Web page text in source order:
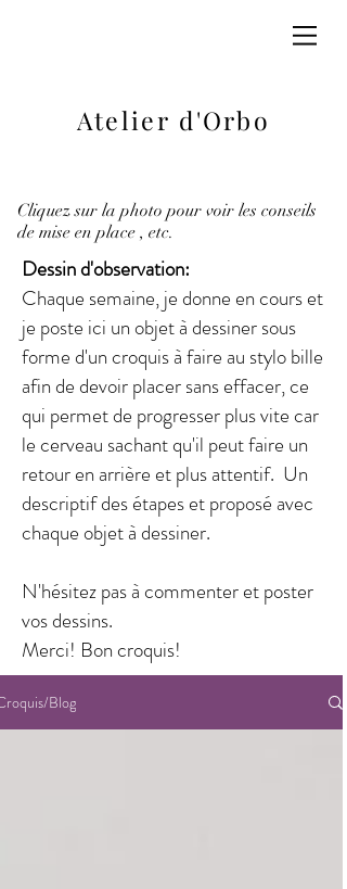
Atelier d'Orbo
Cliquez sur la photo pour voir les conseils
de mise en place , etc.
Dessin d'observation:
Chaque semaine, je donne en cours et
je poste ici un objet à dessiner sous
forme d'un croquis à faire au stylo bille
afin de devoir placer sans effacer, ce
qui permet de progresser plus vite car
le cerveau sachant qu'il peut faire un
retour en arrière et plus attentif. Un
descriptif des étapes et proposé avec
chaque objet à dessiner.
N'hésitez pas à commenter et poster
vos dessins.
Merci! Bon croquis!
Blog